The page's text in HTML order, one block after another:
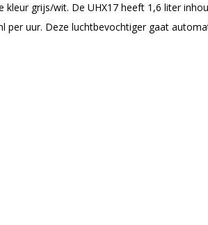
kleur grijs/wit. De UHX17 heeft 1,6 liter
per uur. Deze luchtbevochtiger gaat